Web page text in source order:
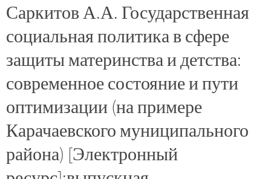
Саркитов А.А. Государственная
социальная политика в сфере
защиты материнства и детства:
современное состояние и пути
оптимизации (на примере
Карачаевского муниципального
района) [Электронный